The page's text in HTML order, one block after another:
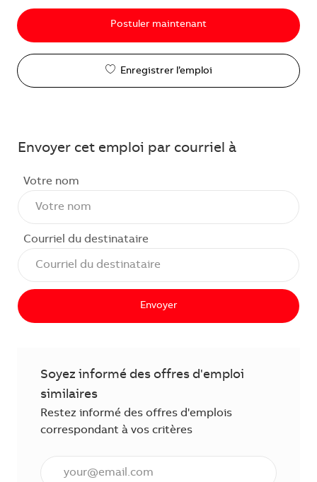
Postuler maintenant
Enregistrer l’emploi
Envoyer cet emploi par courriel à
Votre nom
Courriel du destinataire
Envoyer
Soyez informé des offres d'emploi
similaires
Restez informé des offres d'emplois
correspondant à vos critères